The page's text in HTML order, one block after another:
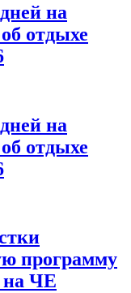
на
отдыхе
на
отдыхе
программу
на ЧЕ